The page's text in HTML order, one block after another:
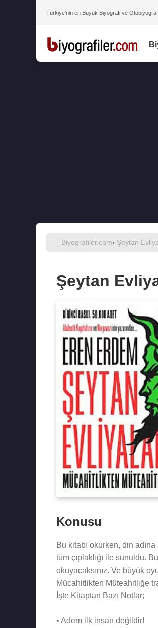
Türkiye’nin en Büyük Biyografi ve
Biyografiler.com› Şeytan
Şeytan
Konusu
Bu kitabı okurken, din
tüm çıplaklığı ile sunuldu.
okuyacaksınız. Ve büyük
Mücahitlikten Müteahitliğe
İşte Kitaptan Bazı Notlar;
• Adem ilk insan değildir!